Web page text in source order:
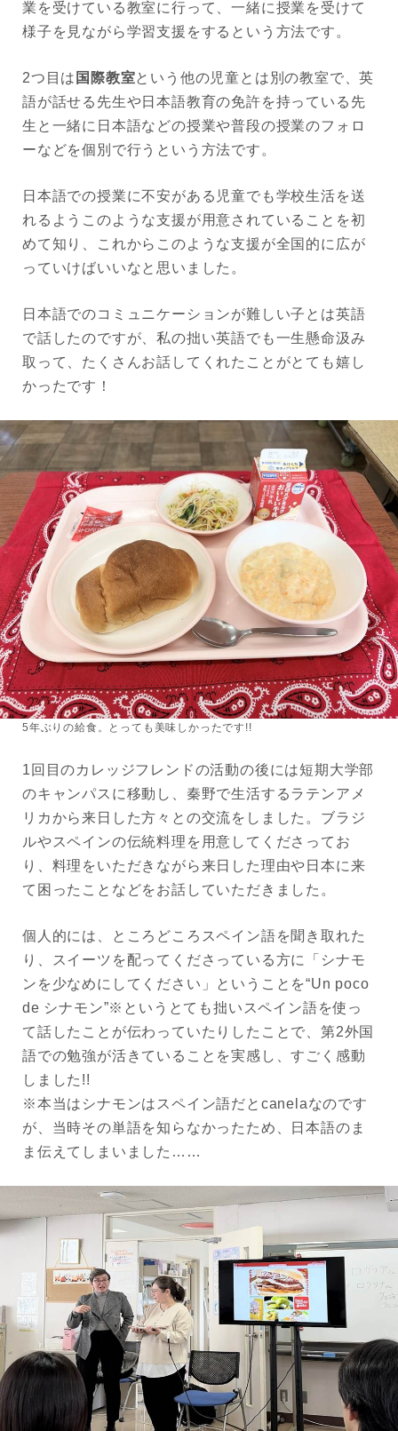
業を受けている教室に行って、一緒に授業を受けて
様子を見ながら学習支援をするという方法です。
2つ目は 国際教室という他の児童とは別の教室で、英
語が話せる先生や日本語教育の免許を持っている先
生と一緒に日本語などの授業や普段の授業のフォロ
ーなどを個別で行うという方法です。
日本語での授業に不安がある児童でも学校生活を送
れるようこのような支援が用意されていることを初
めて知り、これからこのような支援が全国的に広が
っていけばいいなと思いました。
日本語でのコミュニケーションが難しい子とは英語
で話したのですが、私の拙い英語でも一生懸命汲み
取って、たくさんお話してくれたことがとても嬉し
かったです！
5年ぶりの給食。とっても美味しかったです!!
1回目のカレッジフレンドの活動の後には短期大学部
のキャンパスに移動し、秦野で生活するラテンアメ
リカから来日した方々との交流をしました。ブラジ
ルやスペインの伝統料理を用意してくださってお
り、料理をいただきながら来日した理由や日本に来
て困ったことなどをお話していただきました。
個人的には、ところどころスペイン語を聞き取れた
り、スイーツを配ってくださっている方に「シナモ
ンを少なめにしてください」ということを“Un poco
de シナモン”※というとても拙いスペイン語を使っ
て話したことが伝わっていたりしたことで、第2外国
語での勉強が活きていることを実感し、すごく感動
しました!!
※本当はシナモンはスペイン語だとcanelaなのです
が、当時その単語を知らなかったため、日本語のま
ま伝えてしまいました……